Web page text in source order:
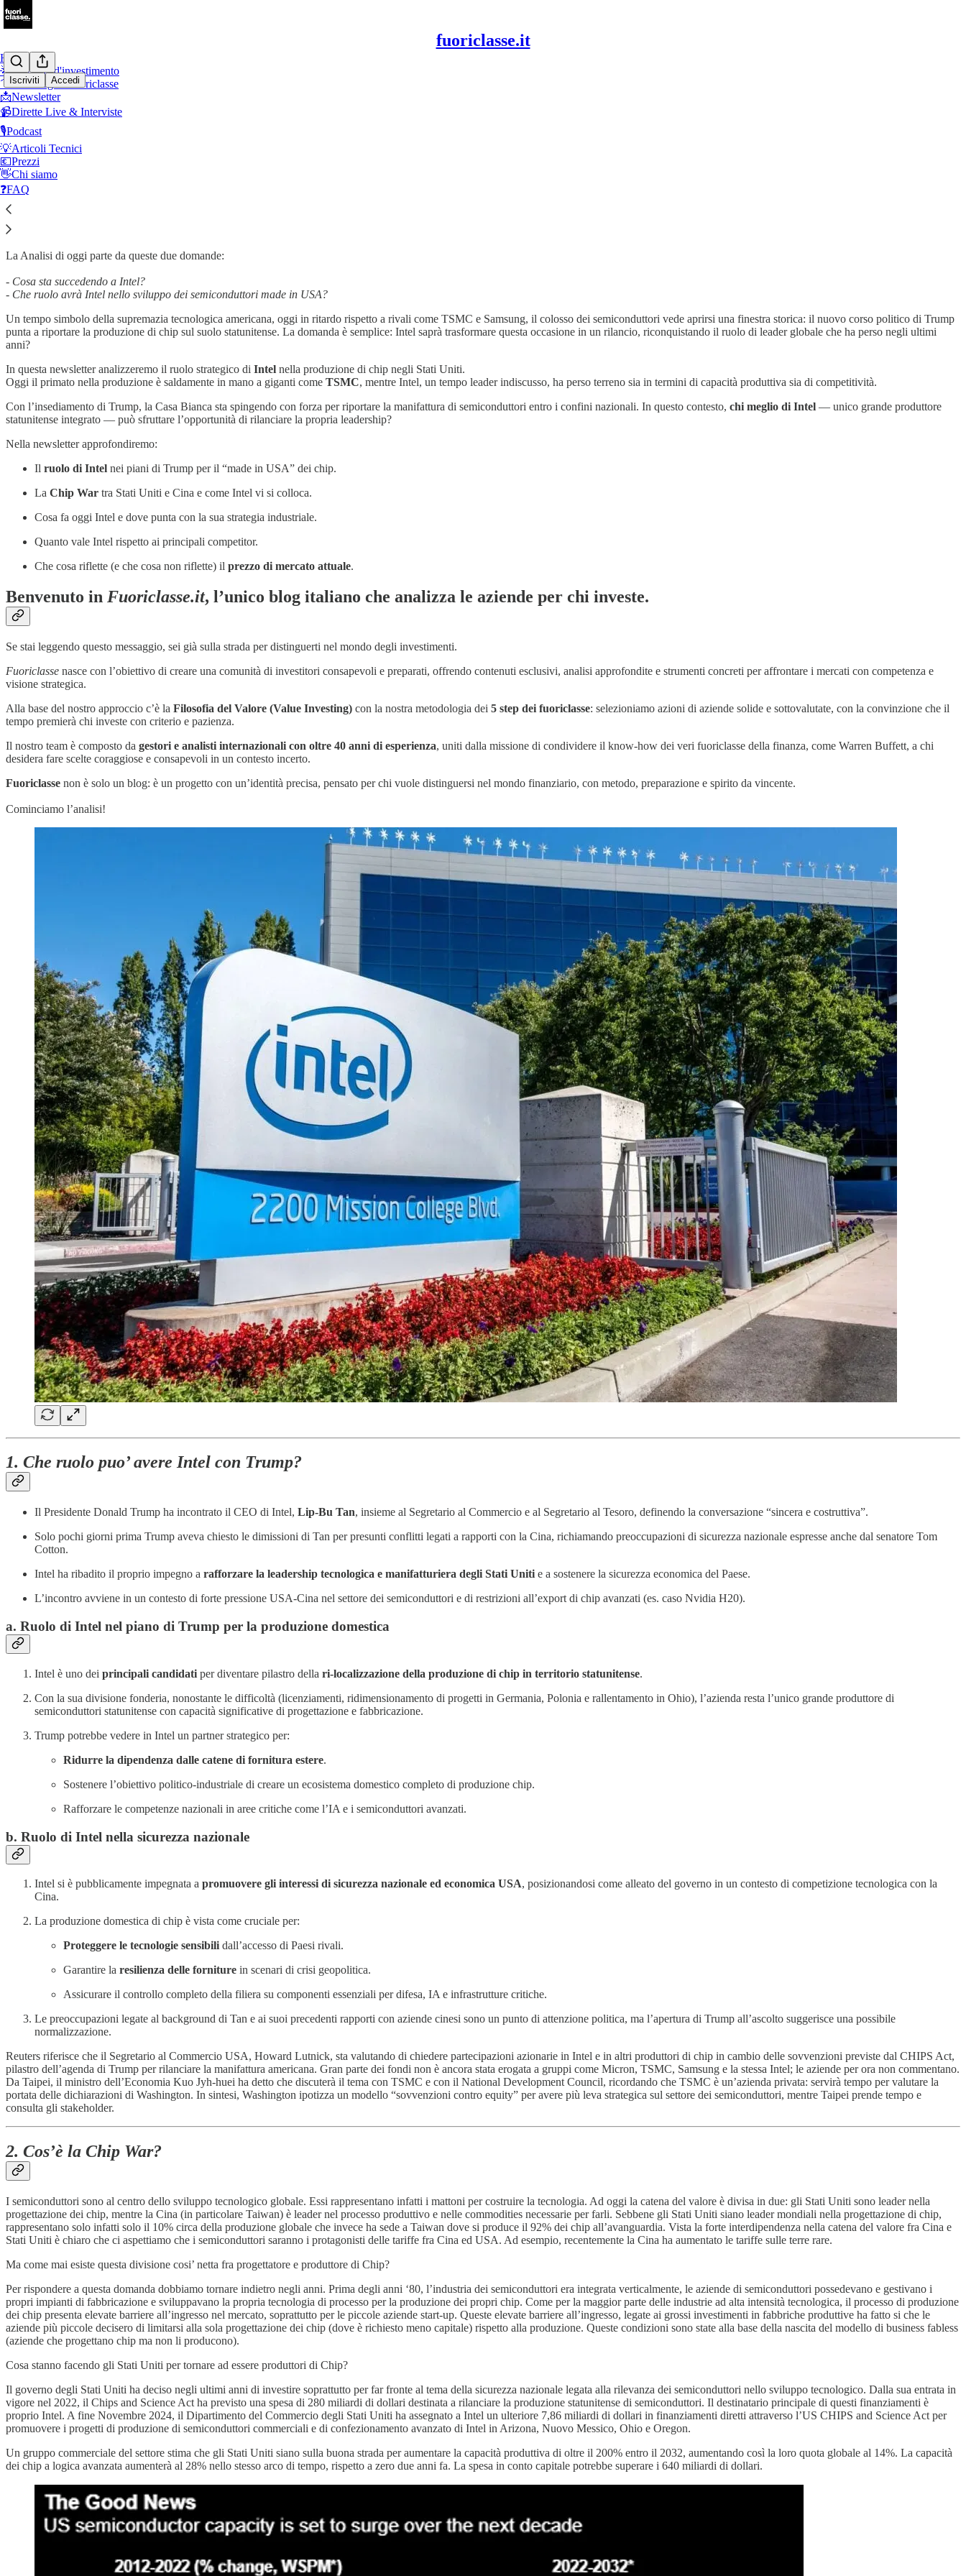
fuoriclasse.it
Iscriviti Accedi
Home
🌟Filosofia d'investimento
👔 Portafoglio Fuoriclasse
📩Newsletter
📹Dirette Live & Interviste
🎙️Podcast
💡Articoli Tecnici
💶Prezzi
👋Chi siamo
❓FAQ
⌨️Intel Corporation: analisi di un Fuoriclasse.
Autori: Stefano Reali (Portfolio Manager - Pharus Asset management S.A.), Riccardo Volpi (Portfolio Manager - Pharus Asset management S.A.), Andrea Guitta (Portfolio Manager - Pharus Management Lux S.A. - Milan Branch), William Trevisan (Portfolio Manager -
Pharus Management Lux S.A. - Milan Branch) | Persona Giuridica: Pharus Management Lux S.A. Sede di Milano | Autorità Competente: Banca D’Italia, CSSF | Raccomandazione Ultimata: 20.08.2025 ore 14:00 | Prima diffusione della raccomandazione: 21.08.2025 ore
06:30 | Data e ora Prezzi: 20.08.2025 ore 14:00 | Informazioni secondo il Regolamento Delegato (UE) 2016/958 “Raccomandazione in materia di investimenti” sono a
La Analisi di oggi parte da queste due domande:
- Cosa sta succedendo a Intel?
- Che ruolo avrà Intel nello sviluppo dei semiconduttori made in USA?
Un tempo simbolo della supremazia tecnologica americana, oggi in ritardo rispetto a rivali come TSMC e Samsung, il colosso dei semiconduttori vede aprirsi una finestra storica: il nuovo corso politico di Trump
punta a riportare la produzione di chip sul suolo statunitense. La domanda è semplice: Intel saprà trasformare questa occasione in un rilancio, riconquistando il ruolo di leader globale che ha perso negli ultimi
anni?
In questa newsletter analizzeremo il ruolo strategico di Intel nella produzione di chip negli Stati Uniti.
Oggi il primato nella produzione è saldamente in mano a giganti come TSMC, mentre Intel, un tempo leader indiscusso, ha perso terreno sia in termini di capacità produttiva sia di competitività.
Con l’insediamento di Trump, la Casa Bianca sta spingendo con forza per riportare la manifattura di semiconduttori entro i confini nazionali. In questo contesto, chi meglio di Intel — unico grande produttore
statunitense integrato — può sfruttare l’opportunità di rilanciare la propria leadership?
Nella newsletter approfondiremo:
Il ruolo di Intel nei piani di Trump per il “made in USA” dei chip.
La Chip War tra Stati Uniti e Cina e come Intel vi si colloca.
Cosa fa oggi Intel e dove punta con la sua strategia industriale.
Quanto vale Intel rispetto ai principali competitor.
Che cosa riflette (e che cosa non riflette) il prezzo di mercato attuale.
Benvenuto in Fuoriclasse.it, l’unico blog italiano che analizza le aziende per chi investe.
Se stai leggendo questo messaggio, sei già sulla strada per distinguerti nel mondo degli investimenti.
Fuoriclasse nasce con l’obiettivo di creare una comunità di investitori consapevoli e preparati, offrendo contenuti esclusivi, analisi approfondite e strumenti concreti per affrontare i mercati con competenza e
visione strategica.
Alla base del nostro approccio c’è la Filosofia del Valore (Value Investing) con la nostra metodologia dei 5 step dei fuoriclasse: selezioniamo azioni di aziende solide e sottovalutate, con la convinzione che il
tempo premierà chi investe con criterio e pazienza.
Il nostro team è composto da gestori e analisti internazionali con oltre 40 anni di esperienza, uniti dalla missione di condividere il know-how dei veri fuoriclasse della finanza, come Warren Buffett, a chi
desidera fare scelte coraggiose e consapevoli in un contesto incerto.
Fuoriclasse non è solo un blog: è un progetto con un’identità precisa, pensato per chi vuole distinguersi nel mondo finanziario, con metodo, preparazione e spirito da vincente.
Cominciamo l’analisi!
1. Che ruolo puo’ avere Intel con Trump?
Il Presidente Donald Trump ha incontrato il CEO di Intel, Lip-Bu Tan, insieme al Segretario al Commercio e al Segretario al Tesoro, definendo la conversazione “sincera e costruttiva”.
Solo pochi giorni prima Trump aveva chiesto le dimissioni di Tan per presunti conflitti legati a rapporti con la Cina, richiamando preoccupazioni di sicurezza nazionale espresse anche dal senatore Tom
Cotton.
Intel ha ribadito il proprio impegno a rafforzare la leadership tecnologica e manifatturiera degli Stati Uniti e a sostenere la sicurezza economica del Paese.
L’incontro avviene in un contesto di forte pressione USA-Cina nel settore dei semiconduttori e di restrizioni all’export di chip avanzati (es. caso Nvidia H20).
a. Ruolo di Intel nel piano di Trump per la produzione domestica
Intel è uno dei principali candidati per diventare pilastro della ri-localizzazione della produzione di chip in territorio statunitense.
Con la sua divisione fonderia, nonostante le difficoltà (licenziamenti, ridimensionamento di progetti in Germania, Polonia e rallentamento in Ohio), l’azienda resta l’unico grande produttore di
semiconduttori statunitense con capacità significative di progettazione e fabbricazione.
Trump potrebbe vedere in Intel un partner strategico per:
Ridurre la dipendenza dalle catene di fornitura estere.
Sostenere l’obiettivo politico-industriale di creare un ecosistema domestico completo di produzione chip.
Rafforzare le competenze nazionali in aree critiche come l’IA e i semiconduttori avanzati.
b. Ruolo di Intel nella sicurezza nazionale
Intel si è pubblicamente impegnata a promuovere gli interessi di sicurezza nazionale ed economica USA, posizionandosi come alleato del governo in un contesto di competizione tecnologica con la
Cina.
La produzione domestica di chip è vista come cruciale per:
Proteggere le tecnologie sensibili dall’accesso di Paesi rivali.
Garantire la resilienza delle forniture in scenari di crisi geopolitica.
Assicurare il controllo completo della filiera su componenti essenziali per difesa, IA e infrastrutture critiche.
Le preoccupazioni legate al background di Tan e ai suoi precedenti rapporti con aziende cinesi sono un punto di attenzione politica, ma l’apertura di Trump all’ascolto suggerisce una possibile
normalizzazione.
Reuters riferisce che il Segretario al Commercio USA, Howard Lutnick, sta valutando di chiedere partecipazioni azionarie in Intel e in altri produttori di chip in cambio delle sovvenzioni previste dal CHIPS Act,
pilastro dell’agenda di Trump per rilanciare la manifattura americana. Gran parte dei fondi non è ancora stata erogata a gruppi come Micron, TSMC, Samsung e la stessa Intel; le aziende per ora non commentano.
Da Taipei, il ministro dell’Economia Kuo Jyh-huei ha detto che discuterà il tema con TSMC e con il National Development Council, ricordando che TSMC è un’azienda privata: servirà tempo per valutare la
portata delle dichiarazioni di Washington. In sintesi, Washington ipotizza un modello “sovvenzioni contro equity” per avere più leva strategica sul settore dei semiconduttori, mentre Taipei prende tempo e
consulta gli stakeholder.
2. Cos’è la Chip War?
I semiconduttori sono al centro dello sviluppo tecnologico globale. Essi rappresentano infatti i mattoni per costruire la tecnologia. Ad oggi la catena del valore è divisa in due: gli Stati Uniti sono leader nella
progettazione dei chip, mentre la Cina (in particolare Taiwan) è leader nel processo produttivo e nelle commodities necessarie per farli. Sebbene gli Stati Uniti siano leader mondiali nella progettazione di chip,
rappresentano solo infatti solo il 10% circa della produzione globale che invece ha sede a Taiwan dove si produce il 92% dei chip all’avanguardia. Vista la forte interdipendenza nella catena del valore fra Cina e
Stati Uniti è chiaro che ci aspettiamo che i semiconduttori saranno i protagonisti delle tariffe fra Cina ed USA. Ad esempio, recentemente la Cina ha aumentato le tariffe sulle terre rare.
Ma come mai esiste questa divisione cosi’ netta fra progettatore e produttore di Chip?
Per rispondere a questa domanda dobbiamo tornare indietro negli anni. Prima degli anni ‘80, l’industria dei semiconduttori era integrata verticalmente, le aziende di semiconduttori possedevano e gestivano i
propri impianti di fabbricazione e sviluppavano la propria tecnologia di processo per la produzione dei propri chip. Come per la maggior parte delle industrie ad alta intensità tecnologica, il processo di produzione
dei chip presenta elevate barriere all’ingresso nel mercato, soprattutto per le piccole aziende start-up. Queste elevate barriere all’ingresso, legate ai grossi investimenti in fabbriche produttive ha fatto si che le
aziende più piccole decisero di limitarsi alla sola progettazione dei chip (dove è richiesto meno capitale) rispetto alla produzione. Queste condizioni sono state alla base della nascita del modello di business fabless
(aziende che progettano chip ma non li producono).
Cosa stanno facendo gli Stati Uniti per tornare ad essere produttori di Chip?
Il governo degli Stati Uniti ha deciso negli ultimi anni di investire soprattutto per far fronte al tema della sicurezza nazionale legata alla rilevanza dei semiconduttori nello sviluppo tecnologico. Dalla sua entrata in
vigore nel 2022, il Chips and Science Act ha previsto una spesa di 280 miliardi di dollari destinata a rilanciare la produzione statunitense di semiconduttori. Il destinatario principale di questi finanziamenti è
proprio Intel. A fine Novembre 2024, il Dipartimento del Commercio degli Stati Uniti ha assegnato a Intel un ulteriore 7,86 miliardi di dollari in finanziamenti diretti attraverso l’US CHIPS and Science Act per
promuovere i progetti di produzione di semiconduttori commerciali e di confezionamento avanzato di Intel in Arizona, Nuovo Messico, Ohio e Oregon.
Un gruppo commerciale del settore stima che gli Stati Uniti siano sulla buona strada per aumentare la capacità produttiva di oltre il 200% entro il 2032, aumentando così la loro quota globale al 14%. La capacità
dei chip a logica avanzata aumenterà al 28% nello stesso arco di tempo, rispetto a zero due anni fa. La spesa in conto capitale potrebbe superare i 640 miliardi di dollari.